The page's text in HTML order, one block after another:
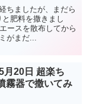
ちましたが、まだら
肥料を撒きまし
ースを散布してから
がまだ...
月20日 超楽ち
霧器で撒いてみ